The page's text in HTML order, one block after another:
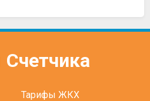
Счетчика
Тарифы ЖКХ